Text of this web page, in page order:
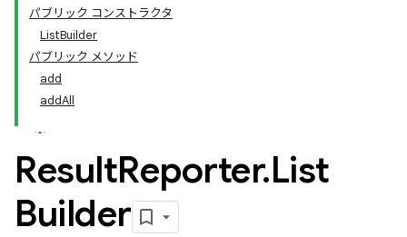
パブリック コンストラクタ
ListBuilder
パブリック メソッド
add
addAll
ResultReporter.List
Builder